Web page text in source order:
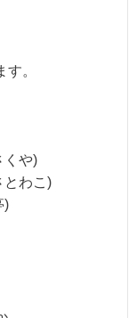
。
くや)
わこ)
)